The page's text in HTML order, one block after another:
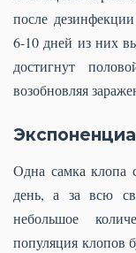
после
6-10 дней из них
достигнут
возобновляя
Одна самка клопа
день, а за всю
небольшое
популяция клопов